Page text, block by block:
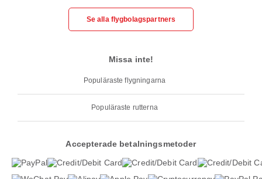
Se alla flygbolagspartners
Missa inte!
Populäraste flygningarna
Populäraste rutterna
Accepterade betalningsmetoder